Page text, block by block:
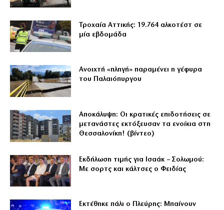
Τροχαία Αττικής: 19.764 αλκοτέστ σε
μία εβδομάδα
Ανοιχτή «πληγή» παραμένει η γέφυρα
του Παλαιόπυργου
Αποκάλυψη: Οι κρατικές επιδοτήσεις σε
μετανάστες εκτόξευσαν τα ενοίκια στη
Θεσσαλονίκη! (βίντεο)
Εκδήλωση τιμής για Ισαάκ – Σολωμού:
Με σορτς και κάλτσες ο Φειδίας
Εκτέθηκε πάλι ο Πλεύρης: Μπαίνουν